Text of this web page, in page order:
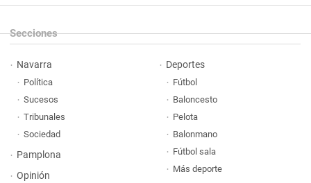
Secciones
Navarra
Política
Sucesos
Tribunales
Sociedad
Pamplona
Opinión
Deportes
Fútbol
Baloncesto
Pelota
Balonmano
Fútbol sala
Más deporte